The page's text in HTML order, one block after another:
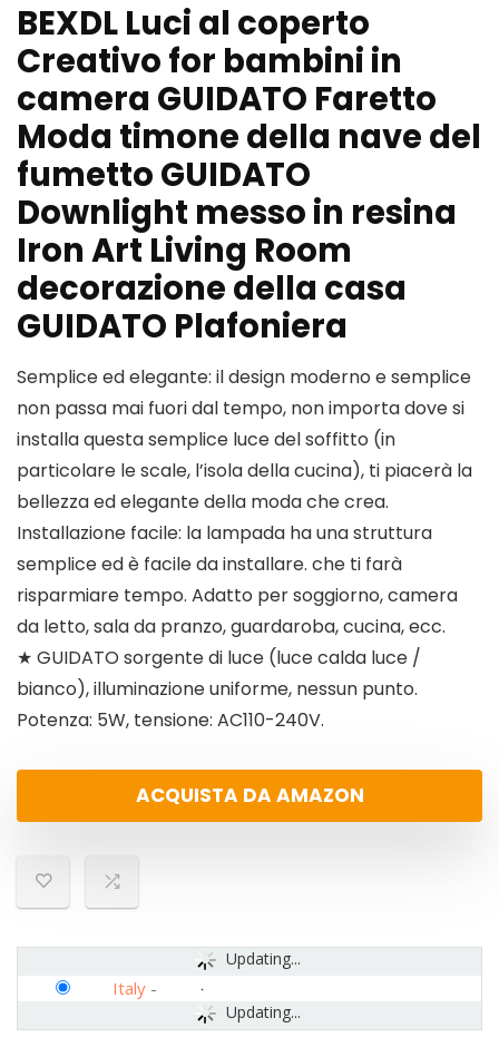
BEXDL Luci al coperto
Creativo for bambini in
camera GUIDATO Faretto
Moda timone della nave del
fumetto GUIDATO
Downlight messo in resina
Iron Art Living Room
decorazione della casa
GUIDATO Plafoniera
Semplice ed elegante: il design moderno e semplice
non passa mai fuori dal tempo, non importa dove si
installa questa semplice luce del soffitto (in
particolare le scale, l’isola della cucina), ti piacerà la
bellezza ed elegante della moda che crea.
Installazione facile: la lampada ha una struttura
semplice ed è facile da installare. che ti farà
risparmiare tempo. Adatto per soggiorno, camera
da letto, sala da pranzo, guardaroba, cucina, ecc.
★ GUIDATO sorgente di luce (luce calda luce /
bianco), illuminazione uniforme, nessun punto.
Potenza: 5W, tensione: AC110-240V.
ACQUISTA DA AMAZON
Updating...
Updating...
Italy -